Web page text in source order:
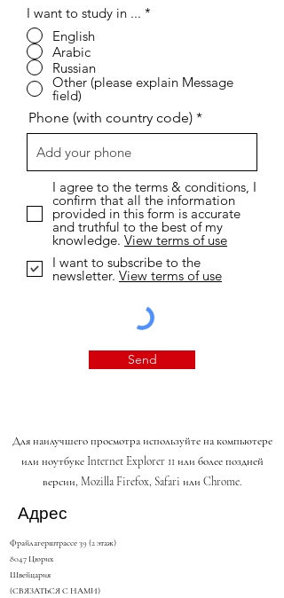
I want to study in ... *
English
Arabic
Russian
Other (please explain Message
field)
Phone (with country code)
I agree to the terms & conditions, I
confirm that all the information
provided in this form is accurate
and truthful to the best of my
knowledge. View terms of use
I want to subscribe to the
newsletter. View terms of use
Send
Для наилучшего просмотра используйте на компьютере
или ноутбуке Internet Explorer 11 или более поздней
версии, Mozilla Firefox, Safari или Chrome.
Адрес
Фрайлагерштрассе 39 (2 этаж)
8047 Цюрих
Швейцария
(СВЯЗАТЬСЯ С НАМИ)